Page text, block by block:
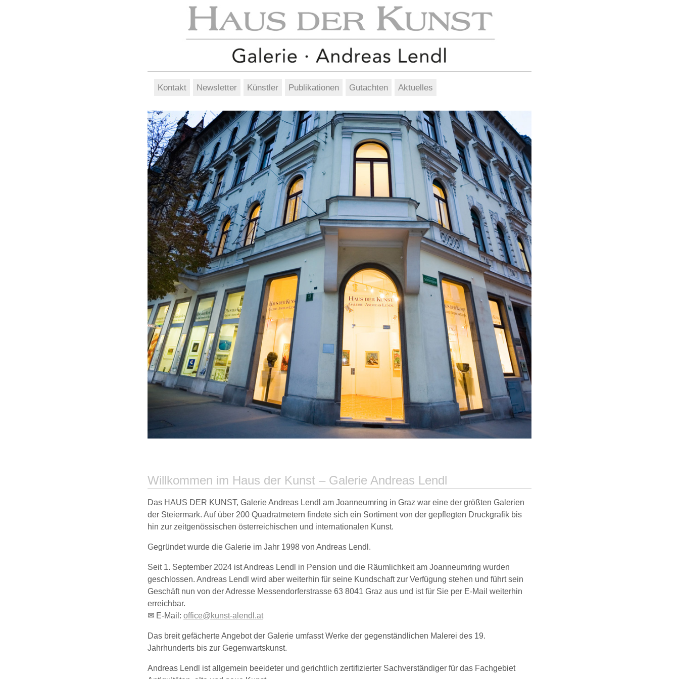
Kontakt Newsletter Künstler Publikationen Gutachten Aktuelles
Willkommen im Haus der Kunst – Galerie Andreas Lendl
Das HAUS DER KUNST, Galerie Andreas Lendl am Joanneumring in Graz war eine der größten Galerien
der Steiermark. Auf über 200 Quadratmetern findete sich ein Sortiment von der gepflegten Druckgrafik bis
hin zur zeitgenössischen österreichischen und internationalen Kunst.
Gegründet wurde die Galerie im Jahr 1998 von Andreas Lendl.
Seit 1. September 2024 ist Andreas Lendl in Pension und die Räumlichkeit am Joanneumring wurden
geschlossen. Andreas Lendl wird aber weiterhin für seine Kundschaft zur Verfügung stehen und führt sein
Geschäft nun von der Adresse Messendorferstrasse 63 8041 Graz aus und ist für Sie per E-Mail weiterhin
erreichbar.
✉ E-Mail: office@kunst-alendl.at
Das breit gefächerte Angebot der Galerie umfasst Werke der gegenständlichen Malerei des 19.
Jahrhunderts bis zur Gegenwartskunst.
Andreas Lendl ist allgemein beeideter und gerichtlich zertifizierter Sachverständiger für das Fachgebiet